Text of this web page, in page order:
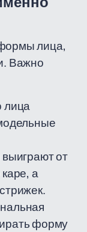
лица,
Важно
лица
от
а
форму